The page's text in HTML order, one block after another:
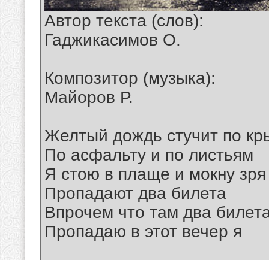
Автор текста (слов):
Гаджикасимов О.
Композитор (музыка):
Майоров Р.
Желтый дождь стучит по
По асфальту и по листьям
Я стою в плаще и мокну зря
Пропадают два билета
Впрочем что там два
Пропадаю в этот вечер я